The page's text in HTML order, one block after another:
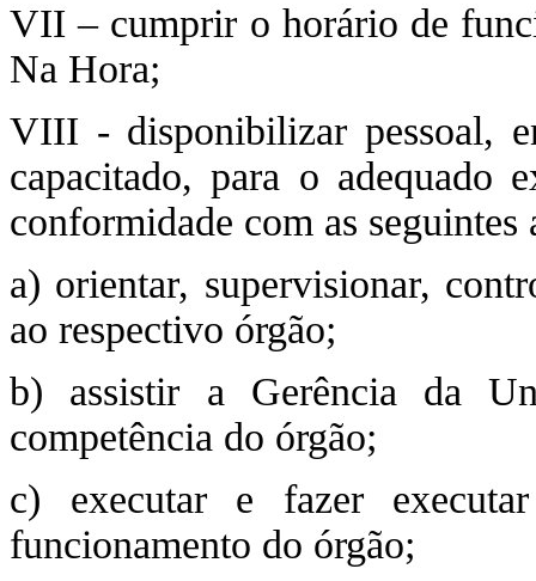
VII – cumprir o horário de
Na Hora;
VIII - disponibilizar pessoal,
capacitado, para o adequado
conformidade com as seguintes
a) orientar, supervisionar,
ao respectivo órgão;
b) assistir a Gerência da
competência do órgão;
c) executar e fazer
funcionamento do órgão;